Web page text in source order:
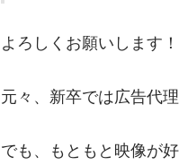
よろしくお願いします！
元々、新卒では広告代
でも、もともと映像が